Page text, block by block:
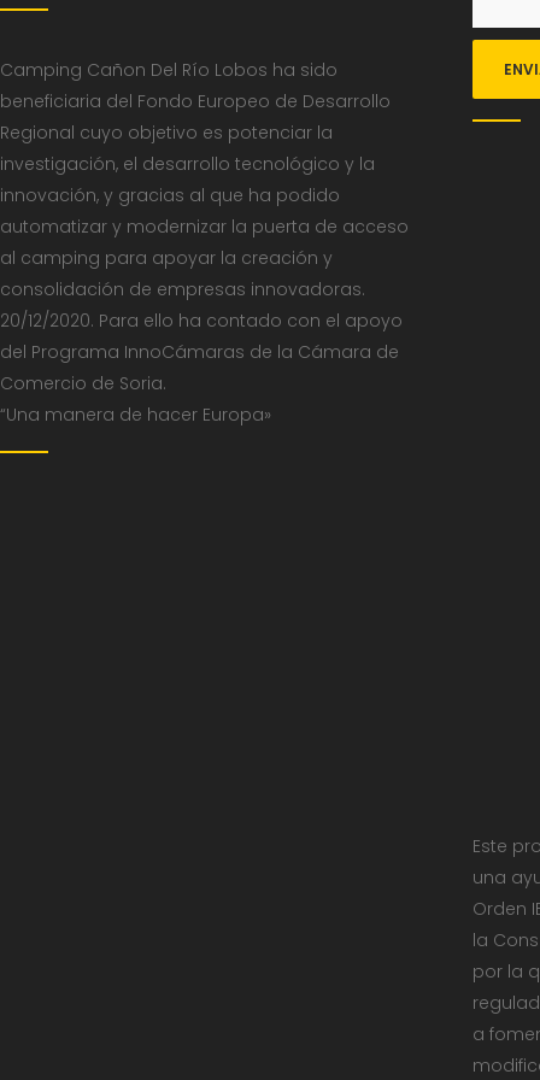
Camping Cañon Del Río Lobos ha sido
beneficiaria del Fondo Europeo de Desarrollo
Regional cuyo objetivo es potenciar la
investigación, el desarrollo tecnológico y la
innovación, y gracias al que ha podido
automatizar y modernizar la puerta de acceso
al camping para apoyar la creación y
consolidación de empresas innovadoras.
20/12/2020. Para ello ha contado con el apoyo
del Programa InnoCámaras de la Cámara de
Comercio de Soria.
“Una manera de hacer Europa»
Este
una
Orden
la
por la
a